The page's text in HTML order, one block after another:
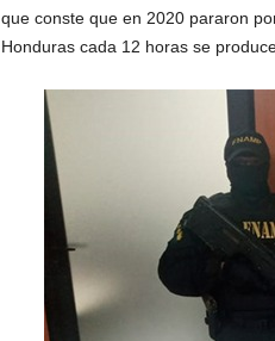
que conste que en 2020 pararon
Honduras cada 12 horas se